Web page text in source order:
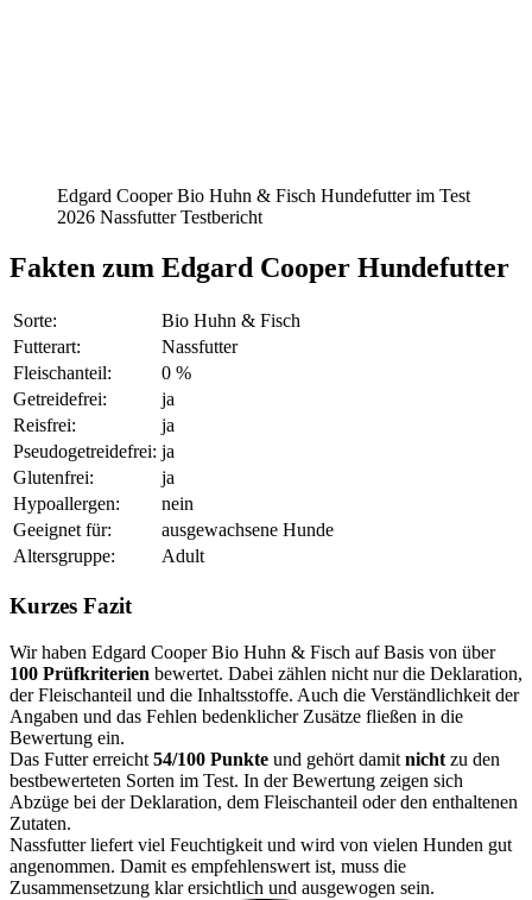
Edgard Cooper Bio Huhn & Fisch Hundefutter im Test
2026 Nassfutter Testbericht
Fakten zum Edgard Cooper Hundefutter
Sorte:
Bio Huhn & Fisch
Futterart:
Nassfutter
Fleischanteil:
0 %
Getreidefrei:
ja
Reisfrei:
ja
Pseudogetreidefrei: ja
Glutenfrei:
ja
Hypoallergen:
nein
Geeignet für:
ausgewachsene Hunde
Altersgruppe:
Adult
Kurzes Fazit
Wir haben Edgard Cooper Bio Huhn & Fisch auf Basis von über
100 Prüfkriterien bewertet. Dabei zählen nicht nur die Deklaration,
der Fleischanteil und die Inhaltsstoffe. Auch die Verständlichkeit der
Angaben und das Fehlen bedenklicher Zusätze fließen in die
Bewertung ein.
Das Futter erreicht 54/100 Punkte und gehört damit nicht zu den
bestbewerteten Sorten im Test. In der Bewertung zeigen sich
Abzüge bei der Deklaration, dem Fleischanteil oder den enthaltenen
Zutaten.
Nassfutter liefert viel Feuchtigkeit und wird von vielen Hunden gut
angenommen. Damit es empfehlenswert ist, muss die
Zusammensetzung klar ersichtlich und ausgewogen sein.